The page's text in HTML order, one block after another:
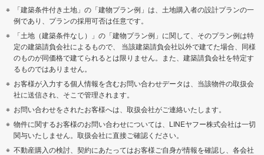
「建築条件付き土地」の「建物プラン例」は、土地購入者の設計プランの一
例であり、プランの採用可否は任意です。
「土地（建築条件なし）」の「建物プラン例」に関して、そのプラン例は特
定の建築請負会社によるもので、 当該建築請負会社以外で建てた場合、同様
のものが同価格で建てられるとは限りません。また、建築請負会社を特定す
るものではありません。
お客様が入力する個人情報を含むお問い合わせデータは、当該物件の取扱会
社に送信され、そこで管理されます。
お問い合わせをされたお客様へは、取扱会社がご連絡いたします。
物件に関するお客様のお問い合わせについては、LINEヤフー株式会社は一切
関与いたしません。取扱会社に直接ご確認ください。
不動産購入の検討、契約にあたってはお客様ご自身が情報を確認し、各会社